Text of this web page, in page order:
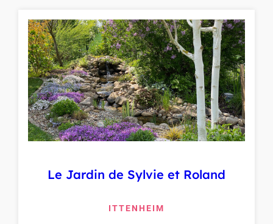
Le Jardin de Sylvie et Roland
ITTENHEIM